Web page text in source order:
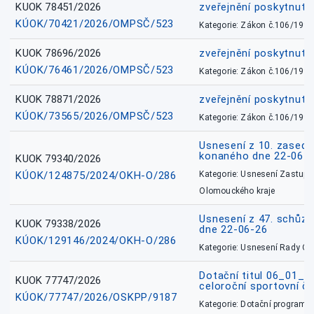
KUOK 78451/2026
KÚOK/70421/2026/OMPSČ/523
zveřejnění
Kategorie: Zákon č.106/1999
KUOK 78696/2026
KÚOK/76461/2026/OMPSČ/523
zveřejnění
Kategorie: Zákon č.106/1999
KUOK 78871/2026
KÚOK/73565/2026/OMPSČ/523
zveřejnění
Kategorie: Zákon č.106/1999
KUOK 79340/2026
KÚOK/124875/2024/OKH-O/286
Usnesení z 10.
konaného dne 22-06-
Kategorie: Usnesení
Olomouckého kraje
KUOK 79338/2026
KÚOK/129146/2024/OKH-O/286
Usnesení z 47.
dne 22-06-26
Kategorie: Usnesení Rady
KUOK 77747/2026
KÚOK/77747/2026/OSKPP/9187
Dotační titul
celoroční sportovní
Kategorie: Dotační